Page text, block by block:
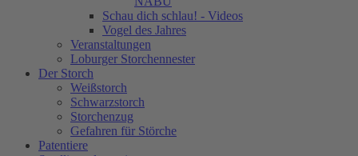
Schau dich schlau! - Videos
Vogel des Jahres
Veranstaltungen
Loburger Storchennester
Der Storch
Weißstorch
Schwarzstorch
Storchenzug
Gefahren für Störche
Patentiere